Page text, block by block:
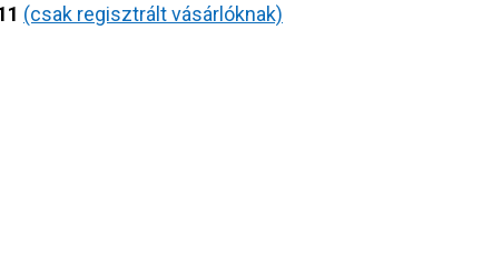
(csak regisztrált vásárlóknak)